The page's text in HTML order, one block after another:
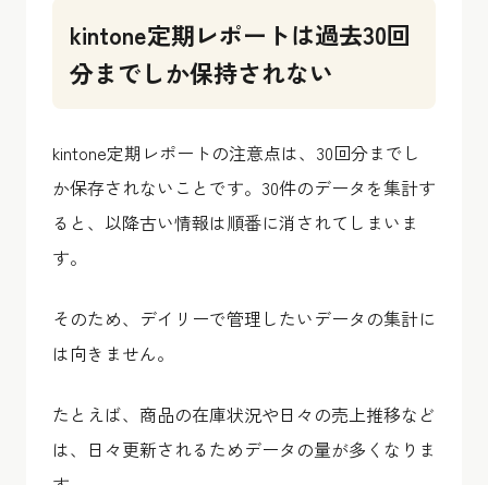
kintone定期レポートは過去30回
分までしか保持されない
kintone定期レポートの注意点は、30回分までし
か保存されないことです。30件のデータを集計す
ると、以降古い情報は順番に消されてしまいま
す。
そのため、 デイリーで管理したいデータの集計に
は向きません。
たとえば、商品の在庫状況や日々の売上推移など
は、日々更新されるためデータの量が多くなりま